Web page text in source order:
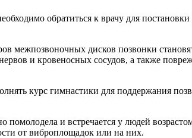
обратиться к врачу для постановки
межпозвоночных дисков позвонки
и кровеносных сосудов, а также
курс гимнастики для поддержания
и встречается у людей
от виброплощадок или на них.